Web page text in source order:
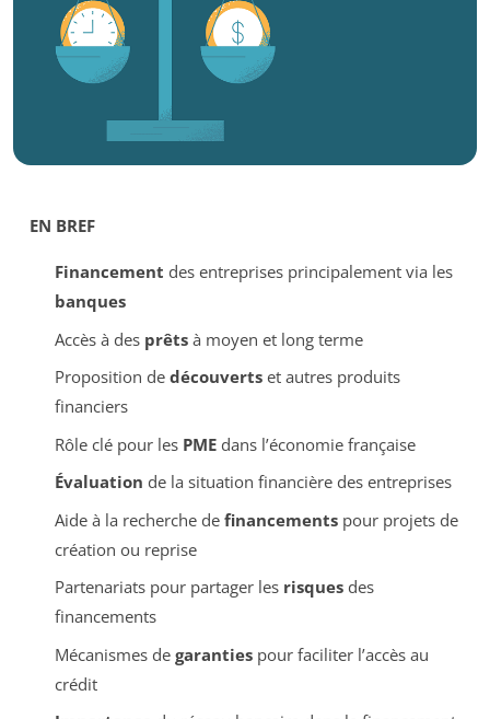
EN BREF
Financement des entreprises principalement via les
banques
Accès à des prêtsà moyen et long terme
Proposition de découvertset autres produits
financiers
Rôle clé pour les PMEdans l’économie française
Évaluation de la situation financière des entreprises
Aide à la recherche de financementspour projets de
création ou reprise
Partenariats pour partager les risquesdes
financements
Mécanismes de garantiespour faciliter l’accès au
crédit